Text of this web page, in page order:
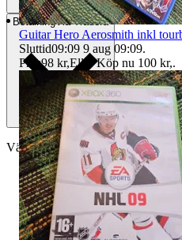
BetalningVia Tradera
Välj till köparskydd
Guitar Hero Aerosmith inkl
Sluttid09:09 9 aug 09:09.
Pris:98 kr,Eller Köp nu 100 kr,.